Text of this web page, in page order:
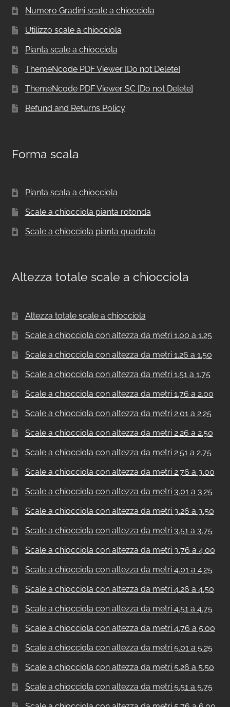
Numero Gradini scale a chiocciola
Utilizzo scale a chiocciola
Pianta scale a chiocciola
ThemeNcode PDF Viewer [Do not Delete]
ThemeNcode PDF Viewer SC [Do not Delete]
Refund and Returns Policy
Forma scala
Pianta scala a chiocciola
Scale a chiocciola pianta rotonda
Scale a chiocciola pianta quadrata
Altezza totale scale a chiocciola
Altezza totale scale a chiocciola
Scale a chiocciola con altezza da metri 1.00 a 1.25
Scale a chiocciola con altezza da metri 1.26 a 1.50
Scale a chiocciola con altezza da metri 1.51 a 1.75
Scale a chiocciola con altezza da metri 1.76 a 2.00
Scale a chiocciola con altezza da metri 2.01 a 2.25
Scale a chiocciola con altezza da metri 2.26 a 2.50
Scale a chiocciola con altezza da metri 2.51 a 2.75
Scale a chiocciola con altezza da metri 2.76 a 3.00
Scale a chiocciola con altezza da metri 3.01 a 3.25
Scale a chiocciola con altezza da metri 3.26 a 3.50
Scale a chiocciola con altezza da metri 3.51 a 3.75
Scale a chiocciola con altezza da metri 3.76 a 4.00
Scale a chiocciola con altezza da metri 4.01 a 4.25
Scale a chiocciola con altezza da metri 4.26 a 4.50
Scale a chiocciola con altezza da metri 4.51 a 4.75
Scale a chiocciola con altezza da metri 4.76 a 5.00
Scale a chiocciola con altezza da metri 5.01 a 5.25
Scale a chiocciola con altezza da metri 5.26 a 5.50
Scale a chiocciola con altezza da metri 5.51 a 5.75